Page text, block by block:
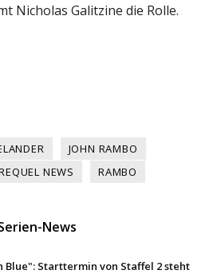
Nicholas Galitzine die Rolle.
JOHN RAMBO
NEWS RAMBO
News
Blue": Starttermin von Staffel 2 steht